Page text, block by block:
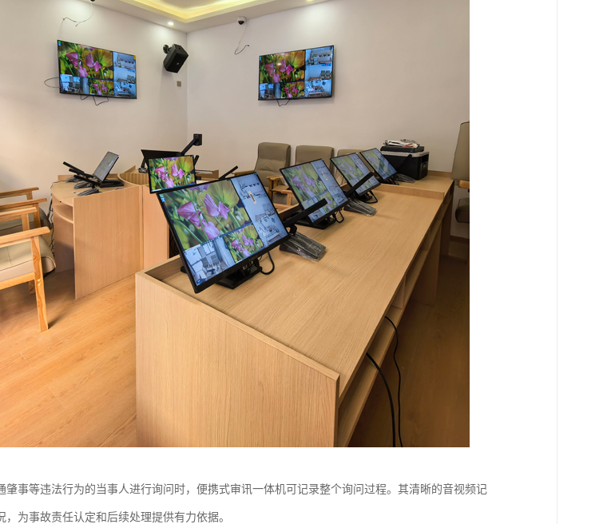
肇事等违法行为的当事人进行询问时，便携式审讯一体机可记录整个询问过程。其清晰的音视频记
为事故责任认定和后续处理提供有力依据。​